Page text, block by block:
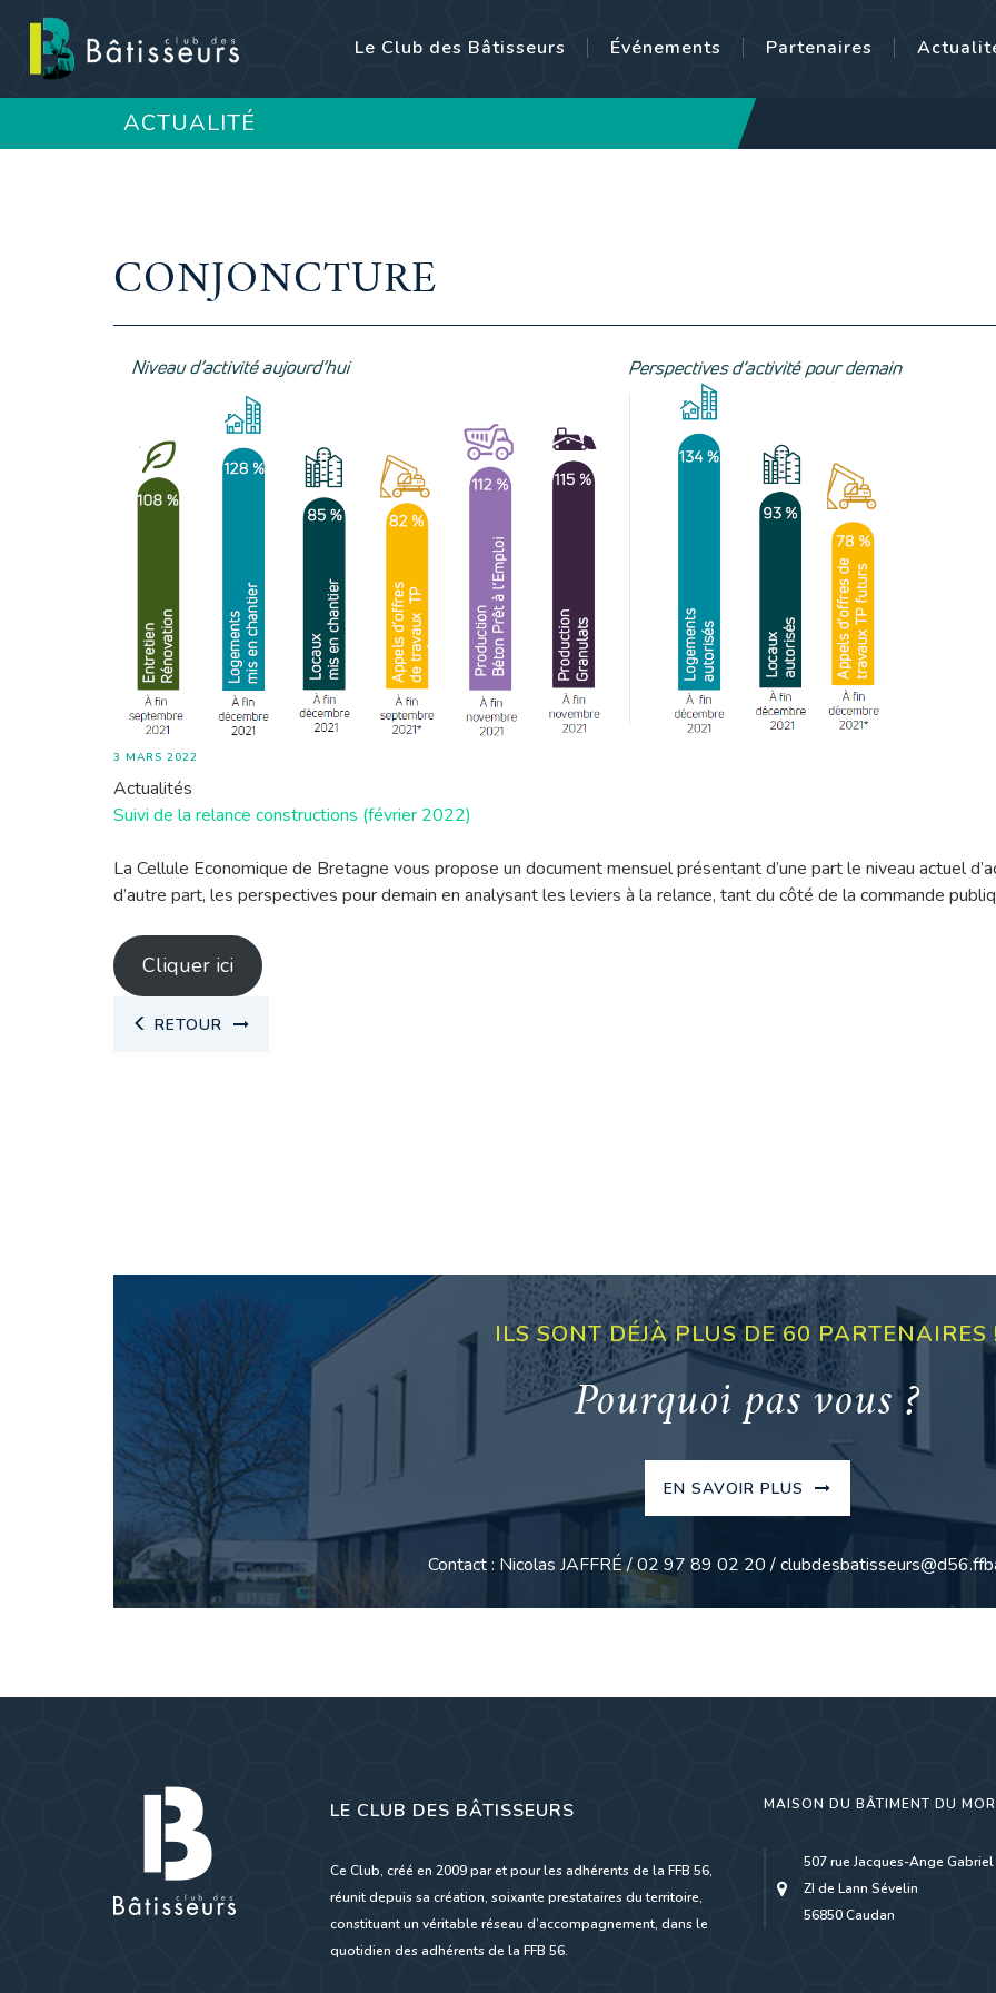
Le Club des Bâtisseurs Événements Partenaires
ACTUALITÉ
CONJONCTURE
3 MARS 2022
Actualités
Suivi de la relance constructions (février 2022)
La Cellule Economique de Bretagne vous propose un document mensuel présentant d’une part le niveau actuel
d’autre part, les perspectives pour demain en analysant les leviers à la relance, tant du côté de la commande
Cliquer ici
RETOUR
ILS SONT DÉJÀ PLUS DE 60 PARTENAIRES
Pourquoi pas vous ?
EN SAVOIR PLUS
Contact : Nicolas JAFFRÉ / 02 97 89 02 20 /
LE CLUB DES BÂTISSEURS
Ce Club, créé en 2009 par et pour les adhérents de la FFB 56,
réunit depuis sa création, soixante prestataires du territoire,
constituant un véritable réseau d’accompagnement, dans le
quotidien des adhérents de la FFB 56.
MAISON DU BÂTIMENT DU
507 rue Jacques-Ange Gabriel
ZI de Lann Sévelin
56850 Caudan